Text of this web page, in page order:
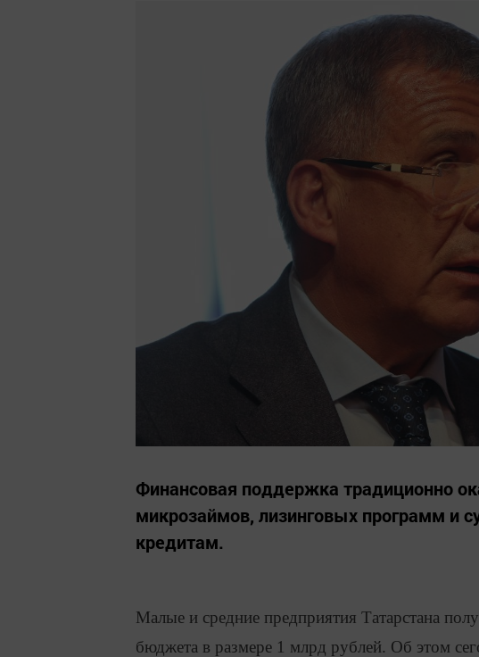
Финансовая поддержка традиционно
микрозаймов, лизинговых программ и
кредитам.
Малые и средние предприятия Татарстана
бюджета в размере 1 млрд рублей. Об этом